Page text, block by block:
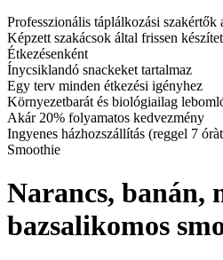
Professzionális táplálkozási szakértők
Képzett szakácsok által frissen
Étkezésenként
Ínycsiklandó snackeket tartalmaz
Egy terv minden étkezési igényhez
Környezetbarát és biológiailag
Akár 20% folyamatos kedvezmény
Ingyenes házhozszállítás (reggel 7
Smoothie
Narancs, banán,
bazsalikomos